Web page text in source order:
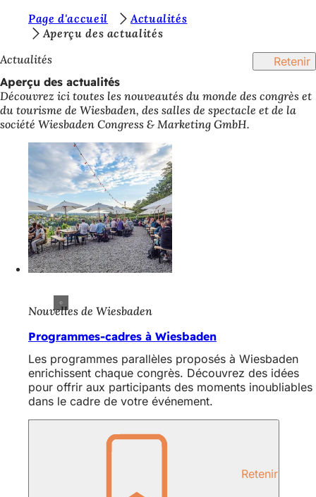
Accéder au contenu
u
s
ê
t
Page d'accueil
Actualités
Aperçu des actualités
Actualités
Retenir
Aperçu des actualités
Découvrez ici toutes les nouveautés du monde des congrès et
du tourisme de Wiesbaden, des salles de spectacle et de la
société Wiesbaden Congress & Marketing GmbH.
Nouvelles de Wiesbaden
Programmes-cadres à Wiesbaden
Les programmes parallèles proposés à Wiesbaden
enrichissent chaque congrès. Découvrez des idées
pour offrir aux participants des moments inoubliables
dans le cadre de votre événement.
Retenir